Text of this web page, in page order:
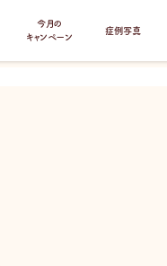
今月の
キャンペーン
症例写真